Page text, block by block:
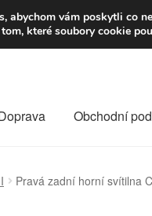
139,-Kč
Obchodní
Pravá zadní horní svítilna
abychom vám poskytli co
které soubory cookie